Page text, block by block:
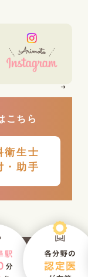
こちら
衛生士
・助手